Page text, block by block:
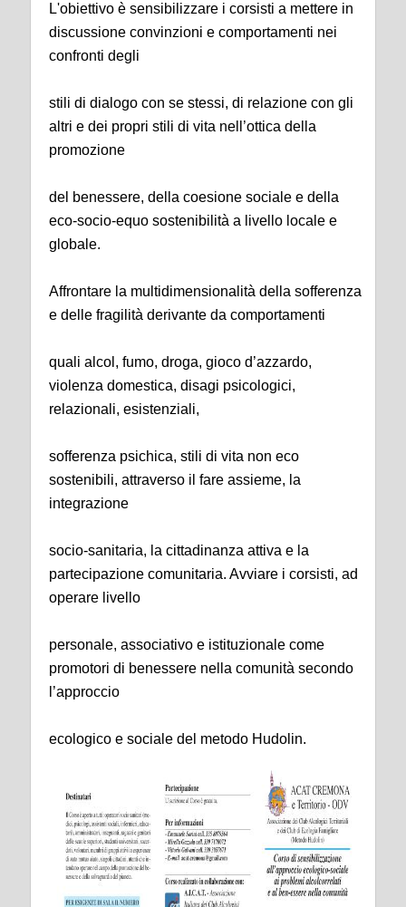
L'obiettivo è sensibilizzare i corsisti a mettere in
discussione convinzioni e comportamenti nei
confronti degli
stili di dialogo con se stessi, di relazione con gli
altri e dei propri stili di vita nell’ottica della
promozione
del benessere, della coesione sociale e della
eco-socio-equo sostenibilità a livello locale e
globale.
Affrontare la multidimensionalità della sofferenza
e delle fragilità derivante da comportamenti
quali alcol, fumo, droga, gioco d’azzardo,
violenza domestica, disagi psicologici,
relazionali, esistenziali,
sofferenza psichica, stili di vita non eco
sostenibili, attraverso il fare assieme, la
integrazione
socio-sanitaria, la cittadinanza attiva e la
partecipazione comunitaria. Avviare i corsisti, ad
operare livello
personale, associativo e istituzionale come
promotori di benessere nella comunità secondo
l’approccio
ecologico e sociale del metodo Hudolin.